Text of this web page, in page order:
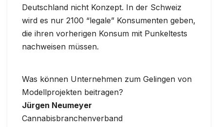
Deutschland nicht Konzept. In der Schweiz
wird es nur 2100 “legale” Konsumenten geben,
die ihren vorherigen Konsum mit Punkeltests
nachweisen müssen.
Was können Unternehmen zum Gelingen von
Modellprojekten beitragen?
Jürgen Neumeyer
Cannabisbranchenverband